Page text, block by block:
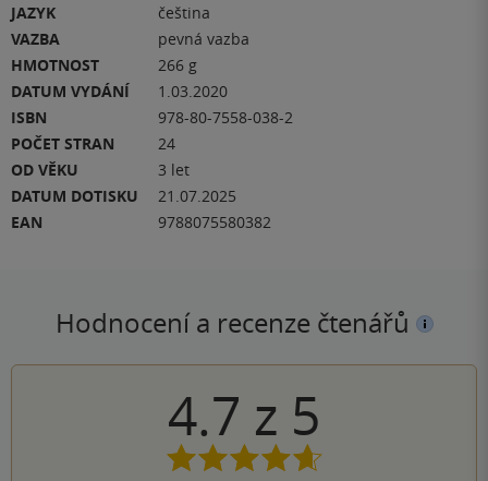
JAZYK
čeština
VAZBA
pevná vazba
HMOTNOST
266 g
DATUM VYDÁNÍ
1.03.2020
ISBN
978-80-7558-038-2
POČET STRAN
24
OD VĚKU
3 let
DATUM DOTISKU
21.07.2025
EAN
9788075580382
Hodnocení a recenze čtenářů
4.7 z 5